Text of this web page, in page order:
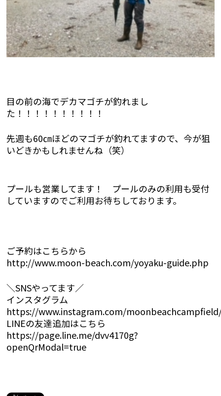
目の前の海でデカマゴチが釣れまし
た！！！！！！！！！！
先週も60㎝ほどのマゴチが釣れてますので、今が狙
いどきかもしれませんね（笑）
プールも営業してます！ プールのみの利用も受付
していますのでご利用お待ちしております。
ご予約はこちらから
http://www.moon-beach.com/yoyaku-guide.php
＼SNSやってます／
インスタグラム
https://www.instagram.com/
LINEの友達追加はこちら
https://page.line.me/dvv4170g?
openQrModal=true